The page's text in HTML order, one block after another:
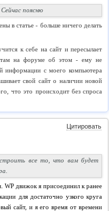
Сейчас поясню
в статье - больше ничего делать
к себе на сайт и пересылает
там на форуме об этом - ему не
информации с моего компьютера
свой сайт о наличии новой
что это происходит без спроса
Цитировать
все то, что вам будет
WP движок я присоединил к ранее
для достаточно узкого круга
сайт, и я его время от времени